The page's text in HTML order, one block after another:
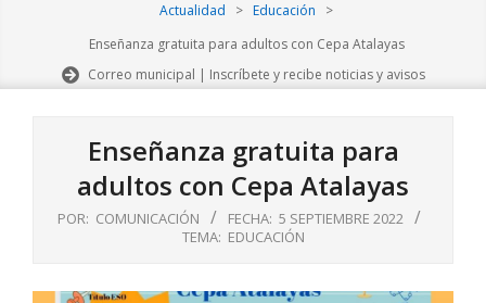
Actualidad
> Educación
>
Enseñanza gratuita para adultos con Cepa Atalayas
Correo municipal | Inscríbete y recibe noticias y avisos
Enseñanza gratuita para
adultos con Cepa Atalayas
POR: COMUNICACIÓN FECHA: 5 SEPTIEMBRE 2022
TEMA: EDUCACIÓN